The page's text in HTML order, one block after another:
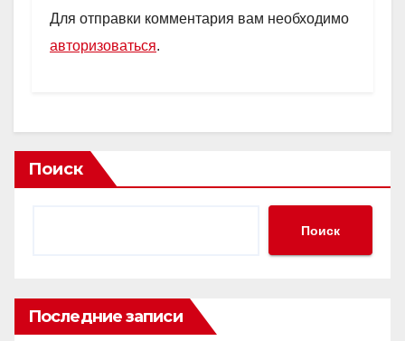
Для отправки комментария вам необходимо
авторизоваться.
Поиск
Поиск
Последние записи